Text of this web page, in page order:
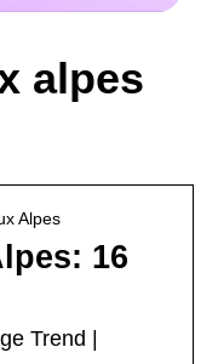
alpes
Alpes
16
Trend |